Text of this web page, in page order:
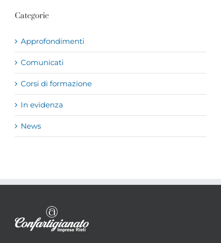
Categorie
Approfondimenti
Comunicati
Corsi di formazione
In evidenza
News